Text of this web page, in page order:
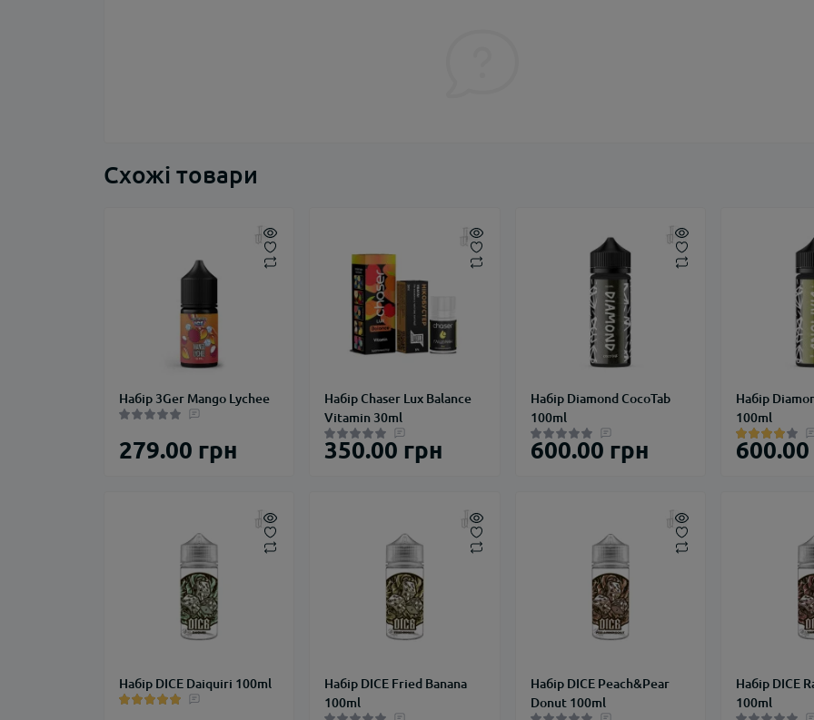
Схожі товари
Набір 3Ger Mango Lychee
279.00 грн
Набір Chaser Lux Balance
Vitamin 30ml
350.00 грн
Набір Diamond CocoTab
100ml
600.00 грн
Набір
100ml
600.00
Набір DICE Daiquiri 100ml
Набір DICE Fried Banana
100ml
Набір DICE Peach&Pear
Donut 100ml
Набір DICE
100ml